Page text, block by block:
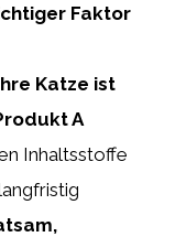
Faktor
Katze ist
A
Inhaltsstoffe